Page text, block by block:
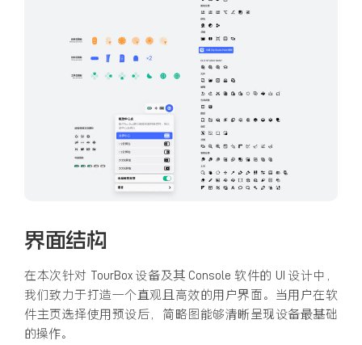
界面结构
在本次针对 TourBox 设备及其 Console 软件的 UI 设计中，
我们致力于打造一个直观且高效的用户界面。当用户在软
件主页选择使用预设后，简略图能够清晰呈现设备最基础
的操作。